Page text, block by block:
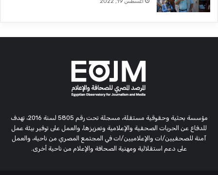
مؤسسة بحثية وحقوقية مستقلة، مسجلة تحت رقم 5805 لسنة 2016، تهدف
للدفاع عن الحريات الصحفية والإعلامية وتعزيزها، والعمل على توفير بيئة عمل
آمنة للصحفيين/ات والإعلاميين/ات في المجتمع المصري من ناحية، والعمل
على دعم استقلالية ومهنية الصحافة والإعلام من ناحية أخرى.